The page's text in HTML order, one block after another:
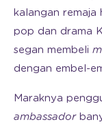
kalangan remaja
pop dan drama
segan membeli
dengan embel-
Maraknya
ambassador